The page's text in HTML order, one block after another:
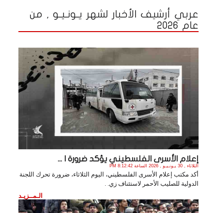
عربي أرشيف الأخبار لشهر يـونـيـو , من
عام 2026
إعلام الأسرى الفلسطيني يؤكد ضرورة ا ...
الثلاثاء , 30 يـونـيـو , 2026 الساعة 8:12:42 PM
أكد مكتب إعلام الأسرى الفلسطيني، اليوم الثلاثاء، ضرورة تحرك اللجنة
الدولية للصليب الأحمر لاستئناف زي. .
الـمــزيـد